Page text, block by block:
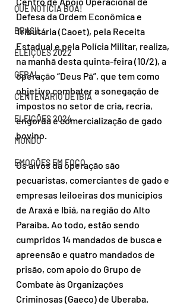
QUE NOTÍCIA BOA!
BRASIL
ELEIÇÕES 2022
GERAL
CENTENÁRIO DE IBIÁ
ELEIÇÕES 2024
MUNDO
EMOÇÕES EM FOCO
Defesa da Ordem Econômica e
Tributária (Caoet), pela Receita
Estadual e pela Polícia Militar, realiza,
na manhã desta quinta-feira (10/2), a
operação “Deus Pã”, que tem como
objetivo combater a sonegação de
impostos no setor de cria, recria,
engorda e comercialização de gado
bovino.
Os alvos da operação são
pecuaristas, comerciantes de gado e
empresas leiloeiras dos municípios
de Araxá e Ibiá, na região do Alto
Paraíba. Ao todo, estão sendo
cumpridos 14 mandados de busca e
apreensão e quatro mandados de
prisão, com apoio do Grupo de
Combate às Organizações
Criminosas (Gaeco) de Uberaba.